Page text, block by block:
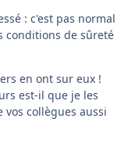
: c'est pas normal
conditions de sûreté
en ont sur eux !
est-il que je les
vos collègues aussi